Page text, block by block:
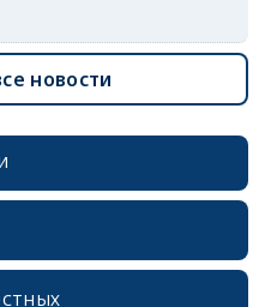
новости